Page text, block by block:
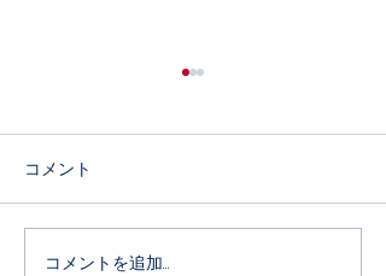
4月18日 雷神祭
コメント
コメントを追加…